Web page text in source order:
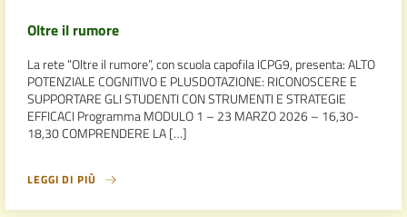
Oltre il rumore
La rete “Oltre il rumore”, con scuola capofila ICPG9, presenta: ALTO
POTENZIALE COGNITIVO E PLUSDOTAZIONE: RICONOSCERE E
SUPPORTARE GLI STUDENTI CON STRUMENTI E STRATEGIE
EFFICACI Programma MODULO 1 – 23 MARZO 2026 – 16,30-
18,30 COMPRENDERE LA […]
LEGGI DI PIÙ